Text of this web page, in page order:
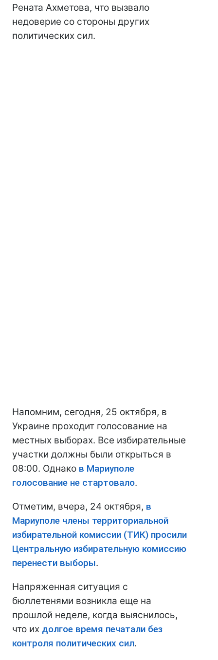
Рената Ахметова, что вызвало
недоверие со стороны других
политических сил.
Напомним, сегодня, 25 октября, в
Украине проходит голосование на
местных выборах. Все избирательные
участки должны были открыться в
08:00. Однако в Мариуполе
голосование не стартовало.
Отметим, вчера, 24 октября, в
Мариуполе члены территориальной
избирательной комиссии (ТИК) просили
Центральную избирательную комиссию
перенести выборы.
Напряженная ситуация с
бюллетенями возникла еще на
прошлой неделе, когда выяснилось,
что их долгое время печатали без
контроля политических сил.